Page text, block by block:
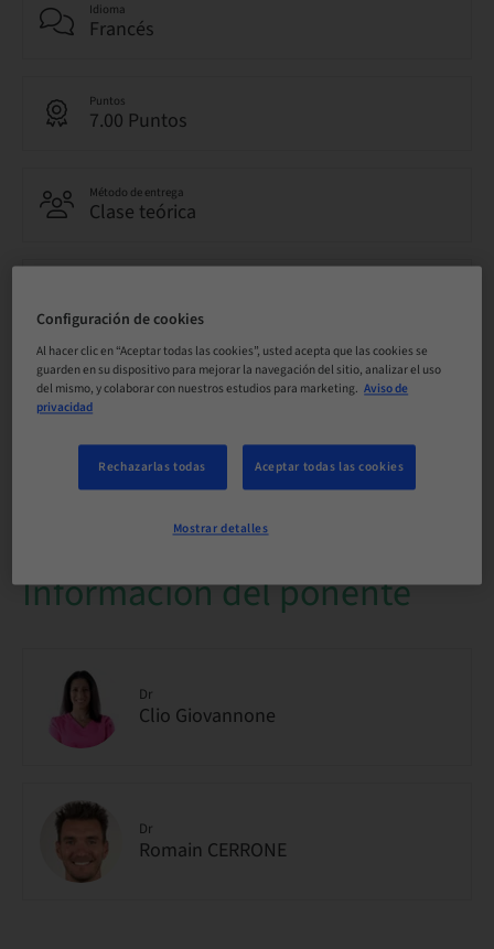
Idioma
Francés
Puntos
7.00 Puntos
Método de entrega
Clase teórica
N.º de curso
SmileCloud_2026_
Disponibilidad de plazas
1 disponible
Información del ponente
Dr
Clio Giovannone
Dr
Romain CERRONE
Configuración de cookies
Al hacer clic en “Aceptar todas las cookies”, usted acepta que las cookies se
guarden en su dispositivo para mejorar la navegación del sitio, analizar el uso
del mismo, y colaborar con nuestros estudios para marketing. Aviso de
privacidad
Rechazarlas todas Aceptar todas las cookies
Mostrar detalles